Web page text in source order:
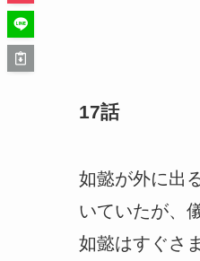
17話
如懿が外に出
いていたが、
如懿はすぐさ